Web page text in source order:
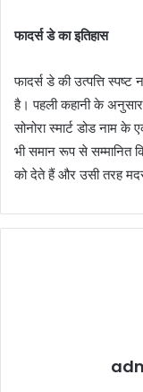
फादर्स डे का इतिहास
फादर्स डे की उत्पत्ति स्पष्ट
है। पहली कहानी के
सोनोरा स्मार्ट डोड नाम के
भी समान रूप से सम्मानित
को देते हैं और उसी तरह